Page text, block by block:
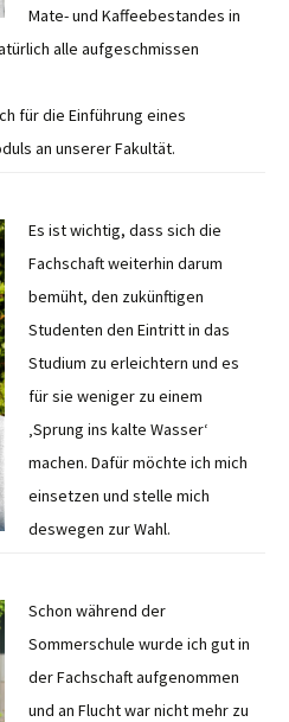
Mate- und Kaffeebestandes in
alle aufgeschmissen
für die Einführung eines
an unserer Fakultät.
Es ist wichtig, dass sich die
Fachschaft weiterhin darum
bemüht, den zukünftigen
Studenten den Eintritt in das
Studium zu erleichtern und es
für sie weniger zu einem
‚Sprung ins kalte Wasser‘
machen. Dafür möchte ich mich
einsetzen und stelle mich
deswegen zur Wahl.
Schon während der
Sommerschule wurde ich gut in
der Fachschaft aufgenommen
und an Flucht war nicht mehr zu